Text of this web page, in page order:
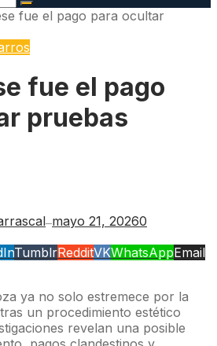
fue el pago para ocultar
fue el pago
pruebas
—mayo 21, 20260
TumblrRedditVKWhatsAppEmail
ya no solo estremece por la
un procedimiento estético
revelan una posible